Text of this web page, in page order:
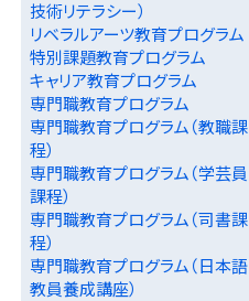
技術リテラシー）
リベラルアーツ教育プログラム
特別課題教育プログラム
キャリア教育プログラム
専門職教育プログラム
専門職教育プログラム（教職課
程）
専門職教育プログラム（学芸員
課程）
専門職教育プログラム（司書課
程）
専門職教育プログラム（日本語
教員養成講座）